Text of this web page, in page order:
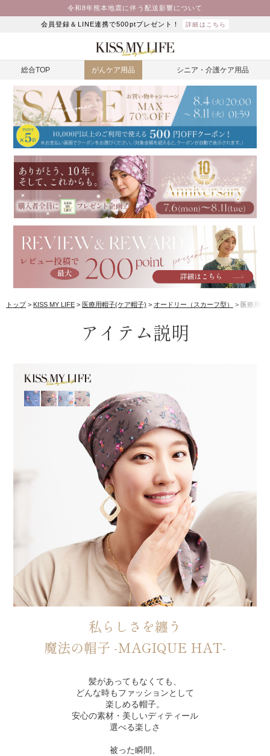
令和8年熊本地震に伴う配送影響について
会員登録＆LINE連携で500ptプレゼント！ 詳細はこちら
総合TOP がんケア用品 シニア・介護ケア用品
トップ KISS MY LIFE 医療用帽子(ケア帽子) オードリー（スカーフ型） 医療用帽
アイテム説明
私らしさを纏う
魔法の帽子 -MAGIQUE HAT-
髪があってもなくても、
どんな時もファッションとして
楽しめる帽子。
安心の素材・美しいディティール
選べる楽しさ
被った瞬間、